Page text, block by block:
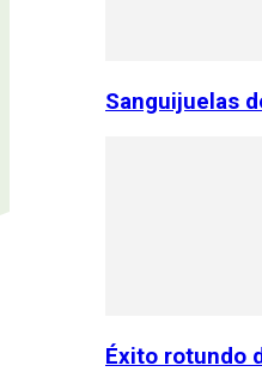
Sanguijuelas
Éxito rotundo